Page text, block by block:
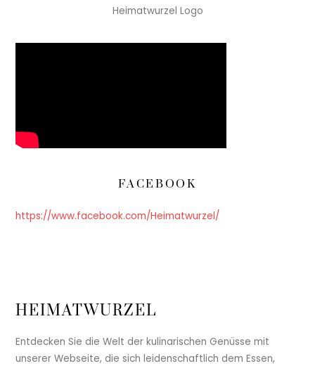
Heimatwurzel Logo
FACEBOOK
https://www.facebook.com/Heimatwurzel/
HEIMATWURZEL
Entdecken Sie die Welt der kulinarischen Genüsse mit
unserer Webseite, die sich leidenschaftlich dem Essen,